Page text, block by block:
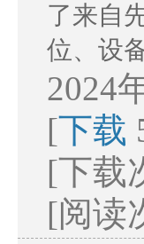
了来自
位、设
2024
[下载
[下载
[阅读